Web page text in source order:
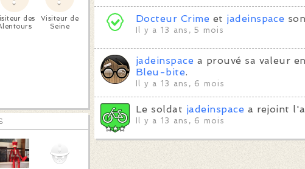
des
Visiteur de
Seine
Docteur Crime et jadeinspace
Il y a 13 ans, 5 mois
jadeinspace a prouvé sa valeur
Bleu-bite.
Il y a 13 ans, 6 mois
Le soldat jadeinspace a rejoint
Il y a 13 ans, 6 mois